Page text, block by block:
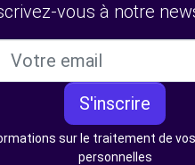
vous à notre
S'inscrire
sur le traitement de
personnelles